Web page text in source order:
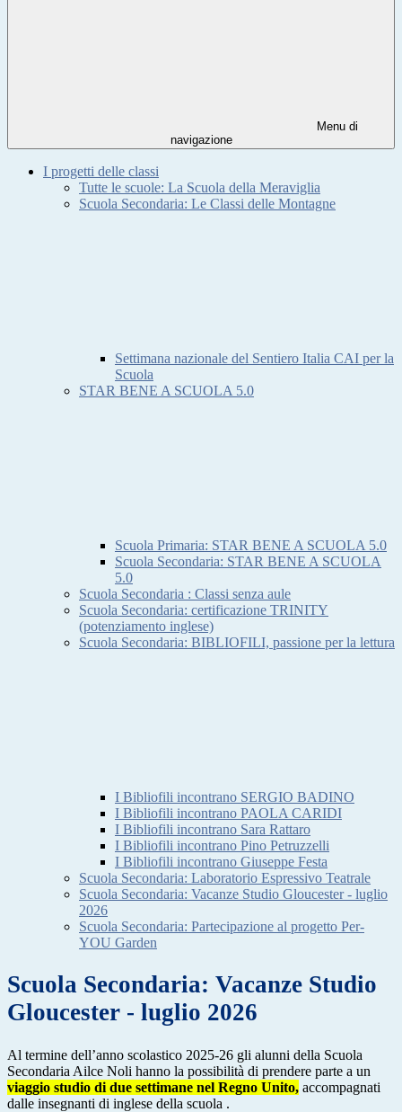
Menu di
navigazione
I progetti delle classi
Tutte le scuole: La Scuola della Meraviglia
Scuola Secondaria: Le Classi delle Montagne
Settimana nazionale del Sentiero Italia CAI per la
Scuola
STAR BENE A SCUOLA 5.0
Scuola Primaria: STAR BENE A SCUOLA 5.0
Scuola Secondaria: STAR BENE A SCUOLA
5.0
Scuola Secondaria : Classi senza aule
Scuola Secondaria: certificazione TRINITY
(potenziamento inglese)
Scuola Secondaria: BIBLIOFILI, passione per la lettura
I Bibliofili incontrano SERGIO BADINO
I Bibliofili incontrano PAOLA CARIDI
I Bibliofili incontrano Sara Rattaro
I Bibliofili incontrano Pino Petruzzelli
I Bibliofili incontrano Giuseppe Festa
Scuola Secondaria: Laboratorio Espressivo Teatrale
Scuola Secondaria: Vacanze Studio Gloucester - luglio
2026
Scuola Secondaria: Partecipazione al progetto Per-
YOU Garden
Scuola Secondaria: Vacanze Studio
Gloucester - luglio 2026
Al termine dell’anno scolastico 2025-26 gli alunni della Scuola
Secondaria Ailce Noli hanno la possibilità di prendere parte a un
viaggio studio di due settimane nel Regno Unito, accompagnati
dalle insegnanti di inglese della scuola .